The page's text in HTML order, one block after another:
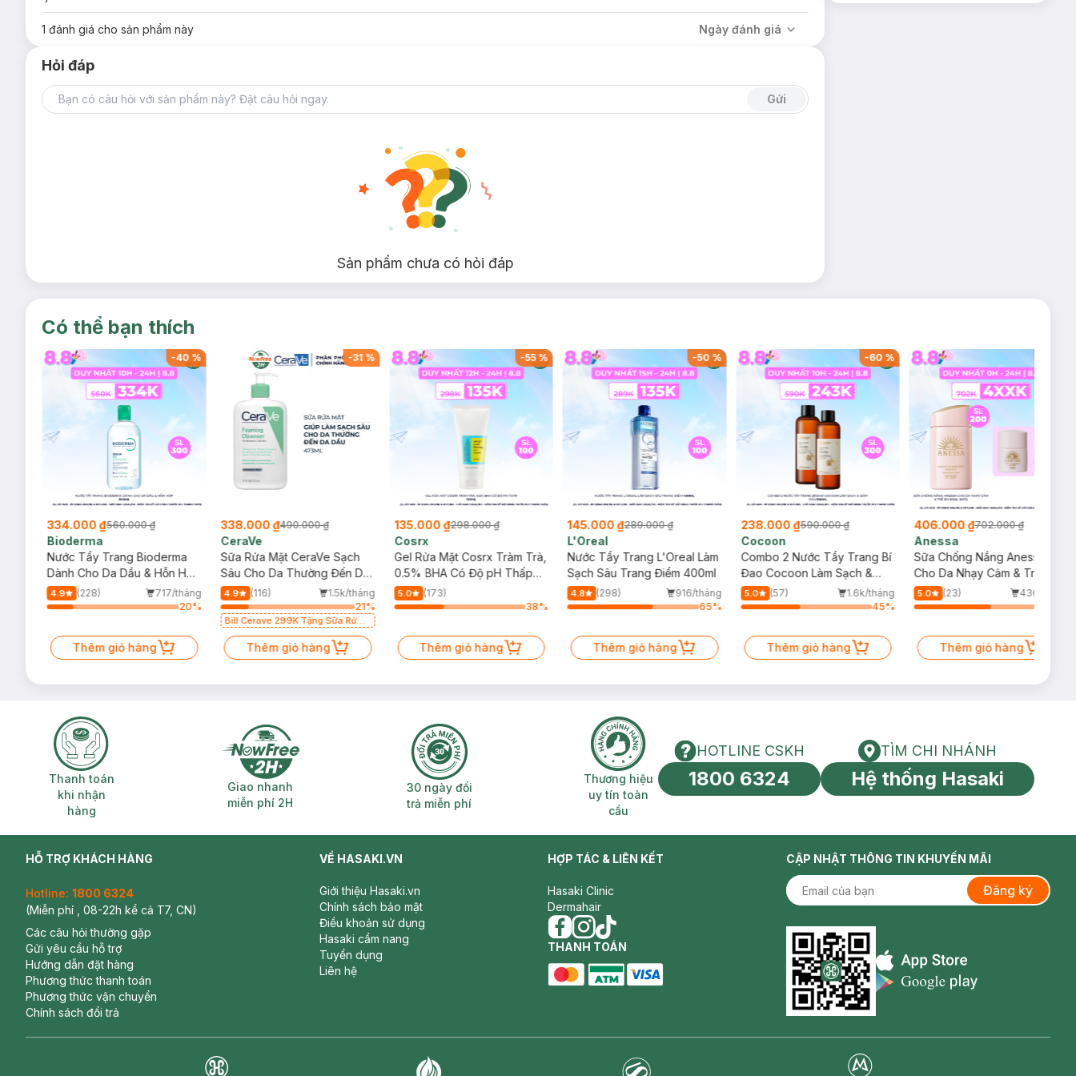
1 đánh giá cho sản phẩm này Ngày đánh giá
Hỏi đáp
Gửi
Sản phẩm chưa có hỏi đáp
Có thể bạn thích
-40 %
334.000 ₫560.000 ₫
Bioderma
Nước Tẩy Trang Bioderma
Dành Cho Da Dầu & Hỗn Hợp
500ml
4.9 (228)
717/tháng
20%
Thêm giỏ hàng
-31 %
338.000 ₫490.000 ₫
CeraVe
Sữa Rửa Mặt CeraVe Sạch
Sâu Cho Da Thường Đến Da
Dầu 473ml
4.9 (116)
1.5k/tháng
21%
Bill Cerave 299K Tặng Sữa Rửa
Mặt Cerave 30ml (SL có hạn)
Thêm giỏ hàng
-55%
135.000 ₫298.000 ₫
Cosrx
Gel Rửa Mặt Cosrx Tràm Trà,
0.5% BHA Có Độ pH Thấp
150ml
5.0
(173)
38%
Thêm giỏ hàng
-50 %
145.000 ₫289.000 ₫
L'Oreal
Nước Tẩy Trang L'Oreal Làm
Sạch Sâu Trang Điểm 400ml
4.8 (298)
916/tháng
65%
Thêm giỏ hàng
-60 %
238.000 ₫590.000 ₫
Cocoon
Combo 2 Nước Tẩy Trang Bí
Đao Cocoon Làm Sạch &
Giảm Dầu 500ml
5.0 (57)
1.6k/tháng
45%
Thêm giỏ hàng
406.000 ₫702.000 ₫
Anessa
Sữa Chống Nắng Anessa
Cho Da Nhạy Cảm & Trẻ Em
60ml (Mới)
5.0 (23)
436/tháng
Thêm giỏ hàng
Thanh toán khi nhận hàng
Thanh toán
khi nhận
hàng
Giao nhanh miễn phí 2H
Giao nhanh
miễn phí 2H
30 ngày đổi trả miễn phí
30 ngày đổi
trả miễn phí
Thương hiệu uy tín toàn cầu
Thương hiệu
uy tín toàn
cầu
HOTLINE CSKH
HOTLINE CSKH
1800 6324
Tìm chi nhánh
TÌM CHI NHÁNH
Hệ thống Hasaki
HỖ TRỢ KHÁCH HÀNG
Hotline: 1800 6324
(Miễn phí , 08-22h kể cả T7, CN)
Các câu hỏi thường gặp
Gửi yêu cầu hỗ trợ
Hướng dẫn đặt hàng
Phương thức thanh toán
Phương thức vận chuyển
Chính sách đổi trả
VỀ HASAKI.VN
Giới thiệu Hasaki.vn
Chính sách bảo mật
Điều khoản sử dụng
Hasaki cẩm nang
Tuyển dụng
Liên hệ
HỢP TÁC & LIÊN KẾT
Hasaki Clinic
Dermahair
facebook
instagram
tiktok
THANH TOÁN
CẬP NHẬT THÔNG TIN KHUYẾN MÃI
Đăng ký
Appstore icon